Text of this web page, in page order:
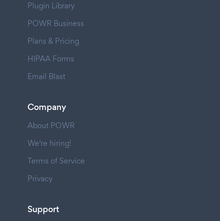
Plugin Library
POWR Business
Plans & Pricing
HIPAA Forms
Email Blast
Company
About POWR
We're hiring!
Terms of Service
Privacy
Support